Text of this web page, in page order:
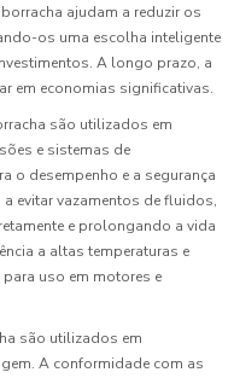
ajudam a reduzir os
os uma escolha inteligente
A longo prazo, a
em economias significativas.
são utilizados em
e sistemas de
o desempenho e a segurança
evitar vazamentos de fluidos,
e prolongando a vida
a altas temperaturas e
uso em motores e
são utilizados em
A conformidade com as